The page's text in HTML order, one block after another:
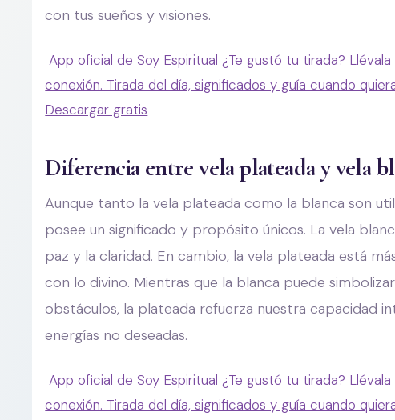
con tus sueños y visiones.
App oficial de Soy Espiritual ¿Te gustó tu tirada?
conexión. Tirada del día, significados y guía cuando
Descargar gratis
Diferencia entre vela plateada y vela
Aunque tanto la vela plateada como la blanca son
posee un significado y propósito únicos. La vela
paz y la claridad. En cambio, la vela plateada está
con lo divino. Mientras que la blanca puede
obstáculos, la plateada refuerza nuestra capacidad
energías no deseadas.
App oficial de Soy Espiritual ¿Te gustó tu tirada?
conexión. Tirada del día, significados y guía cuando